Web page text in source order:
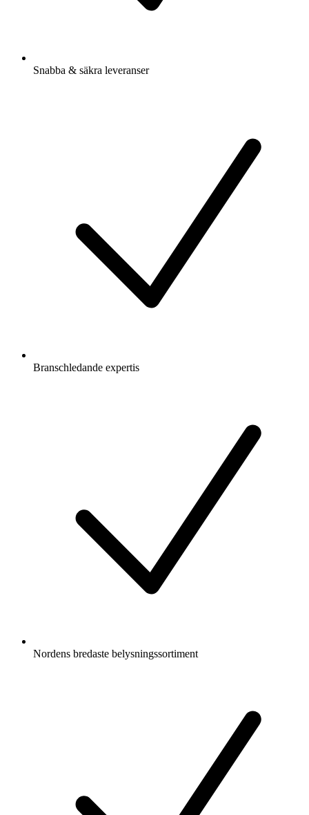
Snabba & säkra leveranser
Branschledande expertis
Nordens bredaste belysningssortiment